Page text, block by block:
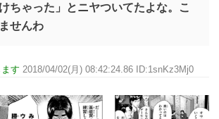
ちゃった」とニヤついてたよな。こ
せんわ
す 2018/04/02(月) 08:42:24.86 ID:1snKz3Mj0